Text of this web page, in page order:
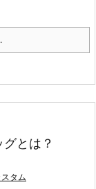
とは？
タム